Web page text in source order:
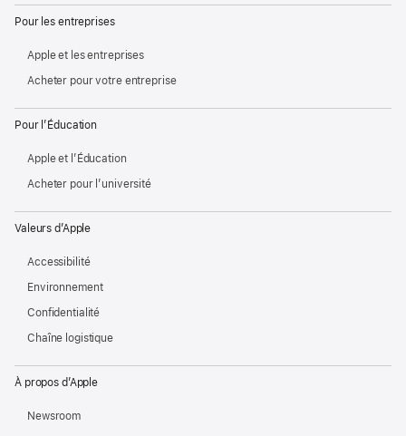
Pour les entreprises
Apple et les entreprises
Acheter pour votre entreprise
Pour l’Éducation
Apple et l’Éducation
Acheter pour l’université
Valeurs d’Apple
Accessibilité
Environnement
Confidentialité
Chaîne logistique
À propos d’Apple
Newsroom